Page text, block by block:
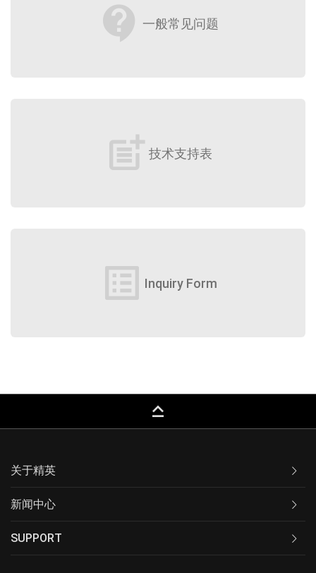
contact_support 一般常见问题
post_add 技术支持表
list_alt Inquiry Form
keyboard_capslock
关于精英
新闻中心
SUPPORT